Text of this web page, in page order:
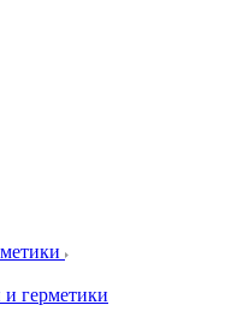
герметики